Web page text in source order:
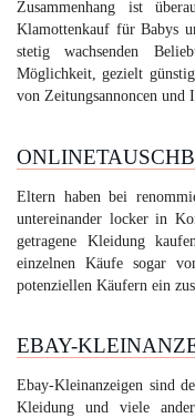
Zusammenhang ist
Klamottenkauf für Babys
stetig wachsenden
Möglichkeit, gezielt
von Zeitungsannoncen und
Eltern haben bei
untereinander locker in
getragene Kleidung
einzelnen Käufe sogar
potenziellen Käufern ein
EBAY-
Ebay-Kleinanzeigen sind
Kleidung und viele